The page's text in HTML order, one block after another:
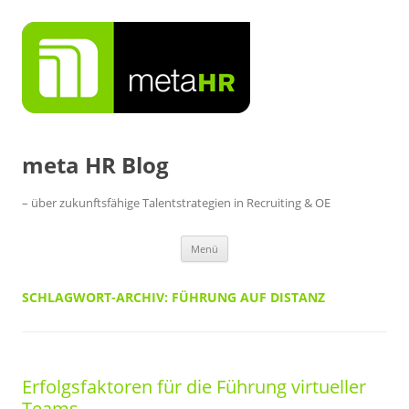
Inhalt
springen
meta HR Blog
– über zukunftsfähige Talentstrategien in Recruiting & OE
Menü
SCHLAGWORT-ARCHIV: FÜHRUNG AUF DISTANZ
Erfolgsfaktoren für die Führung virtueller